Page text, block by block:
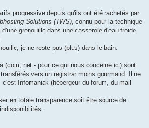
progressive depuis qu'ils ont été rachetés par
Solutions (TWS), connu pour la technique
grenouille dans une casserole d'eau froide.
je ne reste pas (plus) dans le bain.
(com, net - pour ce qui nous concerne ici) sont
vers un registrar moins gourmand. Il ne
Infomaniak (hébergeur du forum, du mail
en totale transparence soit être source de